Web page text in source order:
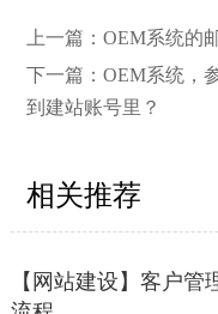
上一篇： OEM系统的
下一篇： OEM系统，
到建站账号里？
相关推荐
【网站建设】网站的
邮件推送和微信推送
目录上线多语言网站
【网站建设】客户管
流程